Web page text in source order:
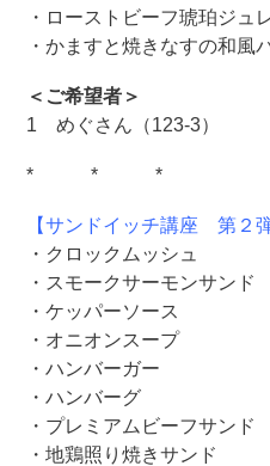
・ローストビーフ琥珀ジュ
・かますと焼きなすの和風
＜ご希望者＞
1 めぐさん（123-3）
* * *
【サンドイッチ講座 第２弾
・クロックムッシュ
・スモークサーモンサンド
・ケッパーソース
・オニオンスープ
・ハンバーガー
・ハンバーグ
・プレミアムビーフサンド
・地鶏照り焼きサンド